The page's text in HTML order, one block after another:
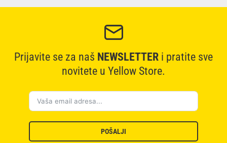
Prijavite se za naš NEWSLETTER i pratite sve
novitete u Yellow Store.
POŠALJI